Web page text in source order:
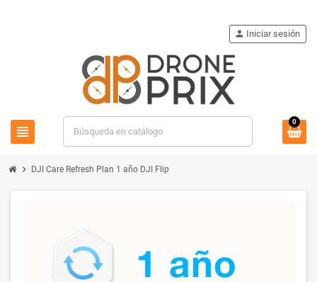
view_headline
person Iniciar sesión
0
chevron_right DJI Care Refresh Plan 1 año DJI Flip